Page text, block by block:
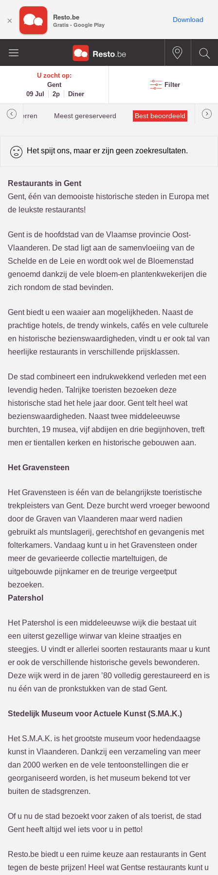
U zocht op:
Gent
09 Jul
2p Diner
Filter
Meest gereserveerd Best beoordeeld
Het spijt ons, maar er zijn geen zoekresultaten.
Restaurants in Gent
Gent, één van demooiste historische steden in Europa met
de leukste restaurants!
Gent is de hoofdstad van de Vlaamse provincie Oost-
Vlaanderen. De stad ligt aan de samenvloeiing van de
Schelde en de Leie en wordt ook wel de Bloemenstad
genoemd dankzij de vele bloem-en plantenkwekerijen die
zich rondom de stad bevinden.
Gent biedt u een waaier aan mogelijkheden. Naast de
prachtige hotels, de trendy winkels, cafés en vele culturele
en historische bezienswaardigheden, vindt u er ook tal van
heerlijke restaurants in verschillende prijsklassen.
De stad combineert een indrukwekkend verleden met een
levendig heden. Talrijke toeristen bezoeken deze
historische stad het hele jaar door. Gent telt heel wat
bezienswaardigheden. Naast twee middeleeuwse
burchten, 19 musea, vijf abdijen en drie begijnhoven, treft
men er tientallen kerken en historische gebouwen aan.
Het Gravensteen
Het Gravensteen is één van de belangrijkste toeristische
trekpleisters van Gent. Deze burcht werd vroeger bewoond
door de Graven van Vlaanderen maar werd nadien
gebruikt als muntslagerij, gerechtshof en gevangenis met
folterkamers. Vandaag kunt u in het Gravensteen onder
meer de gevarieerde collectie marteltuigen, de
uitgebouwde pijnkamer en de treurige vergeetput
bezoeken.
Patershol
Het Patershol is een middeleeuwse wijk die bestaat uit
een uiterst gezellige wirwar van kleine straatjes en
steegjes. U vindt er allerlei soorten restaurants maar u kunt
er ook de verschillende historische gevels bewonderen.
Deze wijk werd in de jaren ’80 volledig gerestaureerd en is
nu één van de pronkstukken van de stad Gent.
Stedelijk Museum voor Actuele Kunst (S.MA.K.)
Het S.M.A.K. is het grootste museum voor hedendaagse
kunst in Vlaanderen. Dankzij een verzameling van meer
dan 2000 werken en de vele tentoonstellingen die er
georganiseerd worden, is het museum bekend tot ver
buiten de stadsgrenzen.
Of u nu de stad bezoekt voor zaken of als toerist, de stad
Gent heeft altijd wel iets voor u in petto!
Resto.be biedt u een ruime keuze aan restaurants in Gent
tegen de beste prijzen! Heel wat Gentse restaurants kunt u
× Resto.be
Gratis - Google Play
Download